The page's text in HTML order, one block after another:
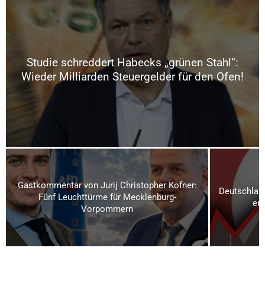
Studie schreddert Habecks „grünen Stahl“:
Wieder Milliarden Steuergelder für den Ofen!
Gastkommentar von Jurij Christopher Kofner:
Fünf Leuchttürme für Mecklenburg-
Vorpommern